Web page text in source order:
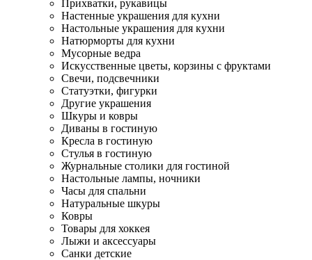
Прихватки, рукавицы
Настенные украшения для кухни
Настольные украшения для кухни
Натюрморты для кухни
Мусорные ведра
Искусственные цветы, корзины с фруктами
Свечи, подсвечники
Статуэтки, фигурки
Другие украшения
Шкуры и ковры
Диваны в гостиную
Кресла в гостиную
Стулья в гостиную
Журнальные столики для гостиной
Настольные лампы, ночники
Часы для спальни
Натуральные шкуры
Ковры
Товары для хоккея
Лыжи и аксессуары
Санки детские